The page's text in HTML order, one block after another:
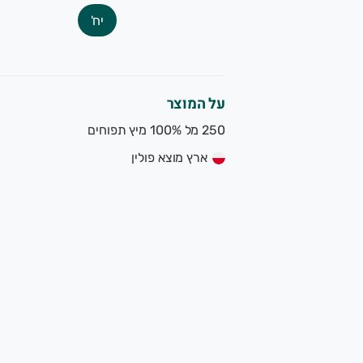
יח'
על המוצר
250 מל 100% מיץ תפוחים
ארץ מוצא פולין